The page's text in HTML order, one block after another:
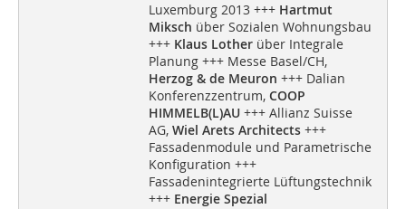
Luxemburg 2013 +++ Hartmut
Miksch über Sozialen Wohnungsbau
+++ Klaus Lotherüber Integrale
Planung +++ Messe Basel/CH,
Herzog & de Meuron +++ Dalian
Konferenzzentrum,COOP
HIMMELB(L)AU+++ Allianz Suisse
AG, Wiel Arets Architects+++
Fassadenmodule und Parametrische
Konfiguration +++
Fassadenintegrierte Lüftungstechnik
+++ Energie Spezial